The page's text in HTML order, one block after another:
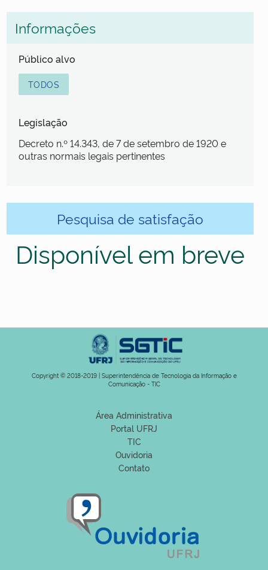
Informações
Público alvo
TODOS
Legislação
Decreto n.º 14.343, de 7 de setembro de 1920 e
outras normais legais pertinentes
Pesquisa de satisfação
Disponível em breve
Copyright © 2018-2019 | Superintendência de Tecnologia da Informação e
Comunicação - TIC
Área Administrativa
Portal UFRJ
TIC
Ouvidoria
Contato